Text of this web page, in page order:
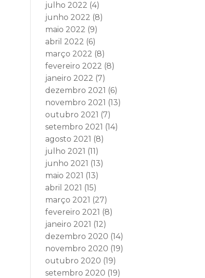
julho 2022 (4)
junho 2022 (8)
maio 2022 (9)
abril 2022 (6)
março 2022 (8)
fevereiro 2022 (8)
janeiro 2022 (7)
dezembro 2021 (6)
novembro 2021 (13)
outubro 2021 (7)
setembro 2021 (14)
agosto 2021 (8)
julho 2021 (11)
junho 2021 (13)
maio 2021 (13)
abril 2021 (15)
março 2021 (27)
fevereiro 2021 (8)
janeiro 2021 (12)
dezembro 2020 (14)
novembro 2020 (19)
outubro 2020 (19)
setembro 2020 (19)